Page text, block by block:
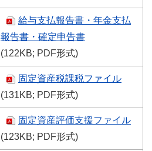
給与支払報告書・年金支払
報告書・確定申告書
(122KB; PDF形式)
固定資産税課税ファイル
(131KB; PDF形式)
固定資産評価支援ファイル
(123KB; PDF形式)